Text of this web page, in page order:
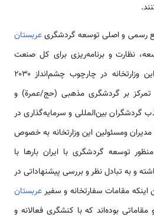
رسمی و اصلی توسعه گردشگریعربستان
نظارت و برنامه‌ریزی برای کل صنعت
گردشگری این کشور است. این وزارتخانه در چارچوب چشم‌انداز ۲۰۳۰
تمرکز بر گردشگری مذهبی (حج/عمرة) و
گردشگران بین‌المللی و سرمایه‌گذاری در
ومسئولین این وزارتخانه به خصوص
توسعه گردشگری با ایران بارها با
و به تبادل نظر و بررسی پیشنهاداتی در
مقامات سفارتخانه و سفیرعربستان
مقاماتی بوده‌اند که با کنشگری فعالانه و